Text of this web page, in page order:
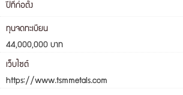
ปีที่ก่อตั้ง
ทุนจดทะเบียน
44,000,000 บาท
เว็บไซต์
https://www.tsmmetals.com